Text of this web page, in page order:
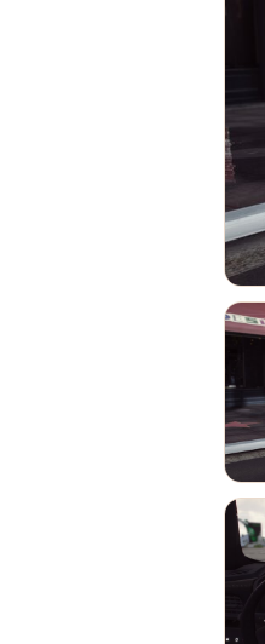
Online: Неделя события